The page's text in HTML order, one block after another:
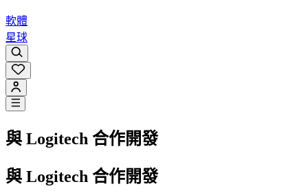
軟體
星球
與 Logitech 合作開發
與 Logitech 合作開發